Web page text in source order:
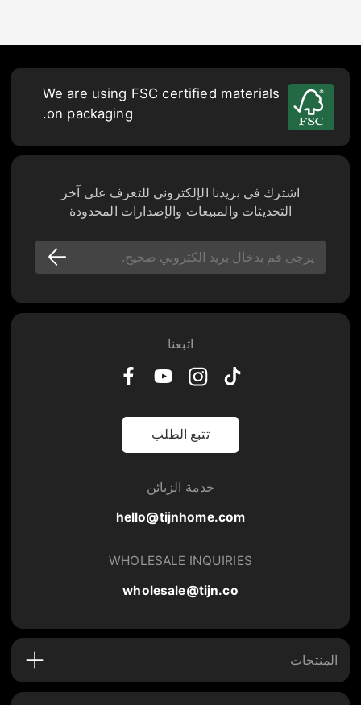
We are using FSC certified materials
on packaging.
اشترك في بريدنا الإلكتروني للتعرف على آخر
التحديثات والمبيعات والإصدارات المحدودة
اتبعنا
تتبع الطلب
خدمة الزبائن
hello@tijnhome.com
WHOLESALE INQUIRIES
wholesale@tijn.co
المنتجات